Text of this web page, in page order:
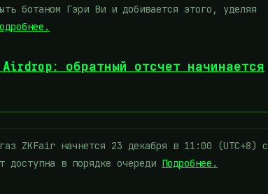
ботаном Гэри Ви и добивается этого, уделяя
обратный отсчет начинается
ZKFair начнется 23 декабря в 11:00 (UTC+8) с
доступна в порядке очереди Подробнее.